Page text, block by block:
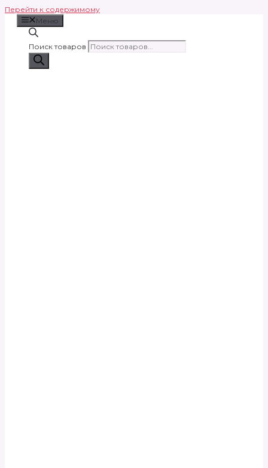
Перейти к содержимому
Меню
Поиск товаров